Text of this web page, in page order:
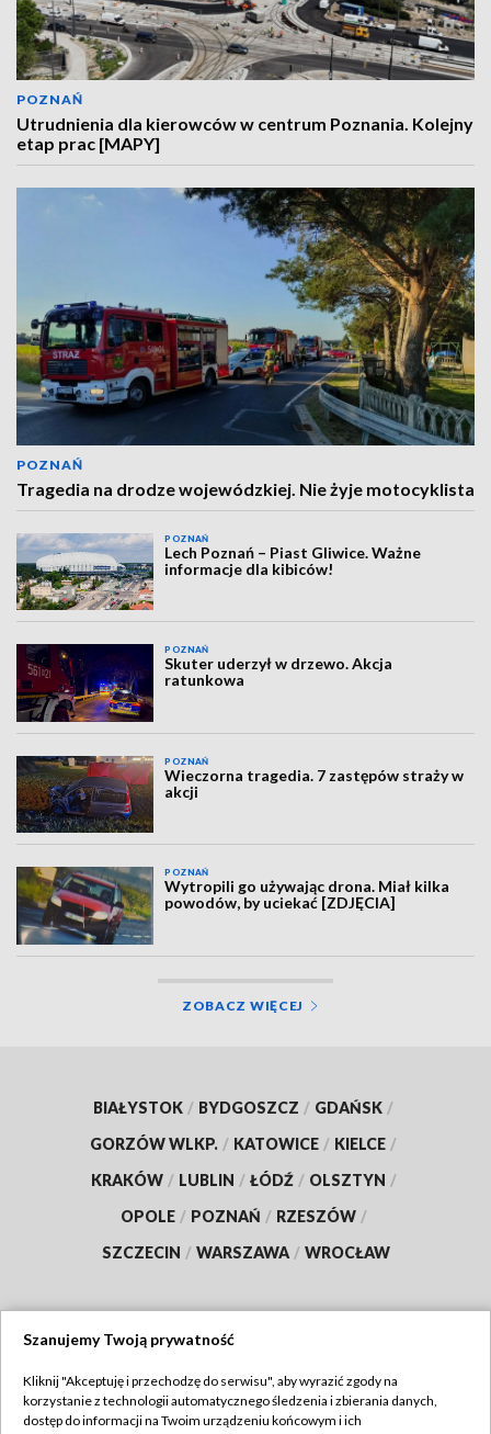
POZNAŃ
Utrudnienia dla kierowców w centrum Poznania. Kolejny
etap prac [MAPY]
POZNAŃ
Tragedia na drodze wojewódzkiej. Nie żyje motocyklista
POZNAŃ
Lech Poznań – Piast Gliwice. Ważne
informacje dla kibiców!
POZNAŃ
Skuter uderzył w drzewo. Akcja
ratunkowa
POZNAŃ
Wieczorna tragedia. 7 zastępów straży w
akcji
POZNAŃ
Wytropili go używając drona. Miał kilka
powodów, by uciekać [ZDJĘCIA]
ZOBACZ WIĘCEJ
BIAŁYSTOK / BYDGOSZCZ / GDAŃSK /
GORZÓW WLKP. / KATOWICE / KIELCE /
KRAKÓW / LUBLIN / ŁÓDŹ / OLSZTYN /
OPOLE / POZNAŃ / RZESZÓW /
SZCZECIN / WARSZAWA / WROCŁAW
TVP
Szanujemy Twoją prywatność
Kliknij "Akceptuję i przechodzę do serwisu", aby wyrazić zgody na
korzystanie z technologii automatycznego śledzenia i zbierania danych,
dostęp do informacji na Twoim urządzeniu końcowym i ich